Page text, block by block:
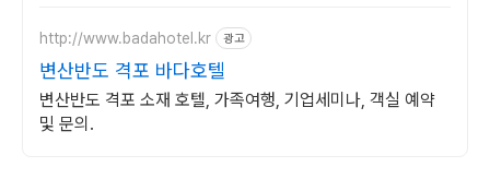
http://www.badahotel.kr 광고
변산반도 격포 바다호텔
변산반도 격포 소재 호텔, 가족여행, 기업세미나, 객실 예약
및 문의.